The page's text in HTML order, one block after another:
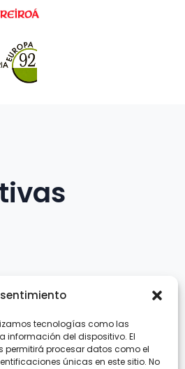
tecnologías como las
del dispositivo. El
procesar datos como el
únicas en este sitio. No